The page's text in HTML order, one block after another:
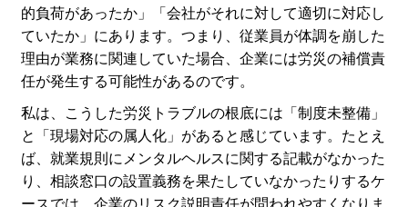
的負荷があったか」「会社がそれに対して適切に対応し
ていたか」にあります。つまり、従業員が体調を崩した
理由が業務に関連していた場合、企業には労災の補償責
任が発生する可能性があるのです。
私は、こうした労災トラブルの根底には「制度未整備」
と「現場対応の属人化」があると感じています。たとえ
ば、就業規則にメンタルヘルスに関する記載がなかった
り、相談窓口の設置義務を果たしていなかったりするケ